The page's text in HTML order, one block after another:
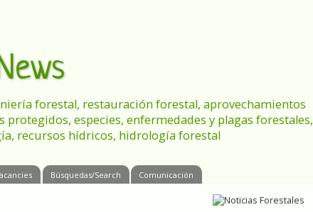
forestal, restauración forestal, aprovechamientos
especies, enfermedades y plagas forestales,
recursos hídricos, hidrología forestal
Búsquedas/Search Comunicación